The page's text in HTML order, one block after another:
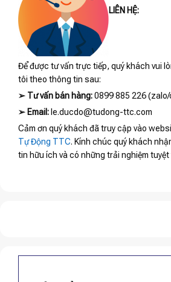
LIÊN HỆ:
Để được tư vấn trực tiếp, quý khách vui
tôi theo thông tin sau:
➢ Tư vấn bán hàng:0899 885 226
➢ Email: le.ducdo@tudong-ttc.com
Cảm ơn quý khách đã truy cập vào
Tự Động TTC. Kính chúc quý khách
tin hữu ích và có những trải nghiệm